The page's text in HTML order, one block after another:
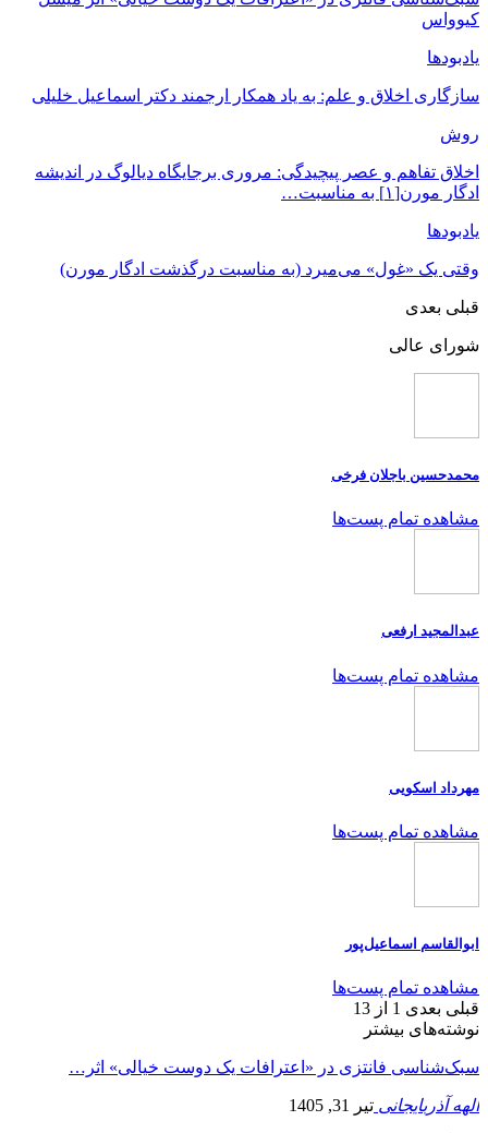
کیوواس
یادبودها
سازگاری اخلاق و علم: به یاد همکار ارجمند دکتر اسماعیل خلیلی
روش
اخلاق تفاهم و عصر پیچیدگی: مروری برجایگاه دیالوگ در اندیشه
ادگار مورن[۱] به مناسبت…
یادبودها
وقتی یک «غول» می‌میرد (به مناسبت درگذشت ادگار مورن)
قبلی بعدی
شورای عالی
محمدحسین باجلان فرخی
مشاهده تمام پست‌ها
عبدالمجید ارفعی
مشاهده تمام پست‌ها
مهرداد اسکویی
مشاهده تمام پست‌ها
ابوالقاسم اسماعیل‌پور
مشاهده تمام پست‌ها
قبلی بعدی 1 از 13
نوشته‌های بیشتر
سبک‌شناسی فانتزی در «اعترافات یک دوست خیالی» اثر…
الهه آذربایجانی تیر 31, 1405